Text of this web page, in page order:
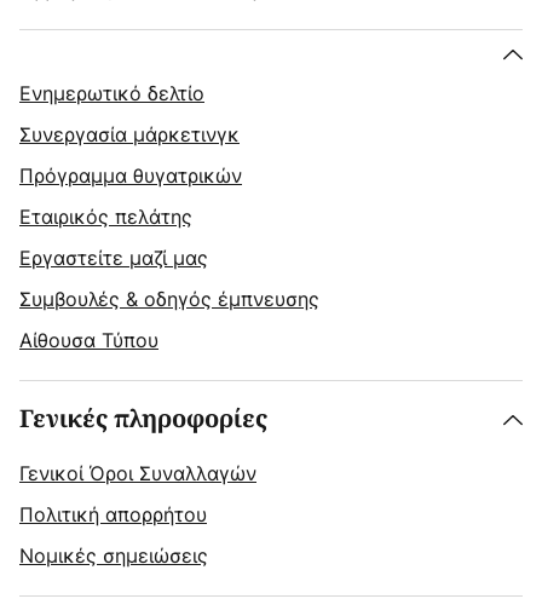
Ενημερωτικό δελτίο
Συνεργασία μάρκετινγκ
Πρόγραμμα θυγατρικών
Εταιρικός πελάτης
Εργαστείτε μαζί μας
Συμβουλές & οδηγός έμπνευσης
Αίθουσα Τύπου
Γενικές πληροφορίες
Γενικοί Όροι Συναλλαγών
Πολιτική απορρήτου
Νομικές σημειώσεις